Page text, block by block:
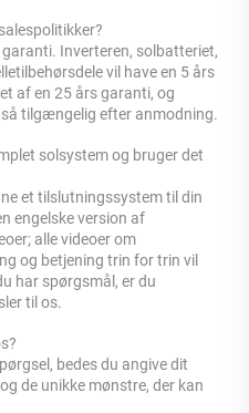
Inverteren, solbatteriet,
vil have en 5 års
af en 25 års garanti, og
tilgængelig efter anmodning.
solsystem og bruger det
et tilslutningssystem til din
engelske version af
alle videoer om
og betjening trin for trin vil
har spørgsmål, er du
til os.
bedes du angive dit
de unikke mønstre, der kan